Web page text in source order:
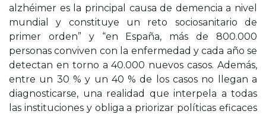
alzhéimer es la principal causa de demencia a nivel
mundial y constituye un reto sociosanitario de
primer orden” y “en España, más de 800.000
personas conviven con la enfermedad y cada año se
detectan en torno a 40.000 nuevos casos. Además,
entre un 30 % y un 40 % de los casos no llegan a
diagnosticarse, una realidad que interpela a todas
las instituciones y obliga a priorizar políticas eficaces